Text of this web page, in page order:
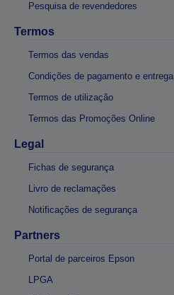
Pesquisa de revendedores
Termos
Termos das vendas
Condições de pagamento e entrega
Termos de utilização
Termos das Promoções Online
Legal
Fichas de segurança
Livro de reclamações
Notificações de segurança
Partners
Portal de parceiros Epson
LPGA